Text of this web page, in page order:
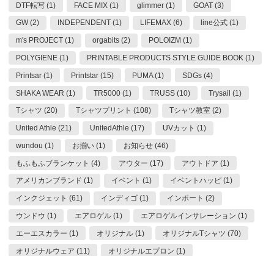
DTF転写 (1) FACE MIX (1) glimmer (1) GOAT (3)
GW (2) INDEPENDENT (1) LIFEMAX (6) line公式 (1)
m's PROJECT (1) orgabits (2) POLOIZM (1)
POLYGIENE (1) PRINTABLE PRODUCTS STYLE GUIDE BOOK (1)
Printsar (1) Printstar (15) PUMA (1) SDGs (4)
SHAKA WEAR (1) TR5000 (1) TRUSS (10) Trysail (1)
Tシャツ (20) Tシャツプリント (108) Tシャツ教室 (2)
United Athle (21) UnitedAthle (17) UVカット (1)
wundou (1) お揃い (1) お知らせ (46)
もふもふブランケット (4) アウター (17) アウトドア (1)
アメリカンブランド (1) イベント (1) イベントハッピ (1)
インクジェット (61) インディゴ (1) インポート (2)
ウンドウ (1) エアロゲル (1) エアロゲルインサレーション (1)
エーエスカラー (1) オリジナル (1) オリジナルTシャツ (70)
オリジナルウェア (11) オリジナルエプロン (1)